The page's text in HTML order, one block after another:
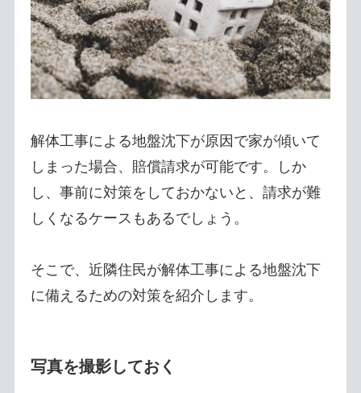
解体工事による地盤沈下が原因で家が傾いて
しまった場合、賠償請求が可能です。しか
し、事前に対策をしておかないと、請求が難
しくなるケースもあるでしょう。
そこで、近隣住民が解体工事による地盤沈下
に備えるための対策を紹介します。
写真を撮影しておく